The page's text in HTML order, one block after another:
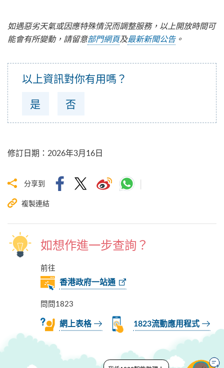
如遇惡劣天氣或因應特殊情況而調整服務，以上開放時間可
能會有所變動，請留意部門網頁及最新新聞公告。
以上資訊對你有用嗎？
是
否
修訂日期 ： 2026年3月16日
分享到
複製連結
如想作進一步查詢？
前往
香港政府一站通
問問1823
網上表格 1823流動應用程式